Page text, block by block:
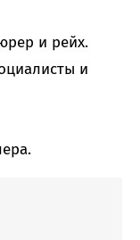
и рейх.
и